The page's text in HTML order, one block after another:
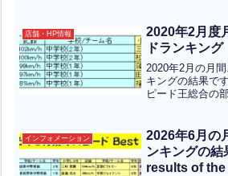
た！！おめでと
日ダーツが出来
ク
店舗・HP情報
2020年2月度
ドランキング
2020年2月の月
キングの結果で
ピード王総合の
君 ９５Km/h 宮
文はクリック
インフォメーション
2026年6月の
ンキングの
results of